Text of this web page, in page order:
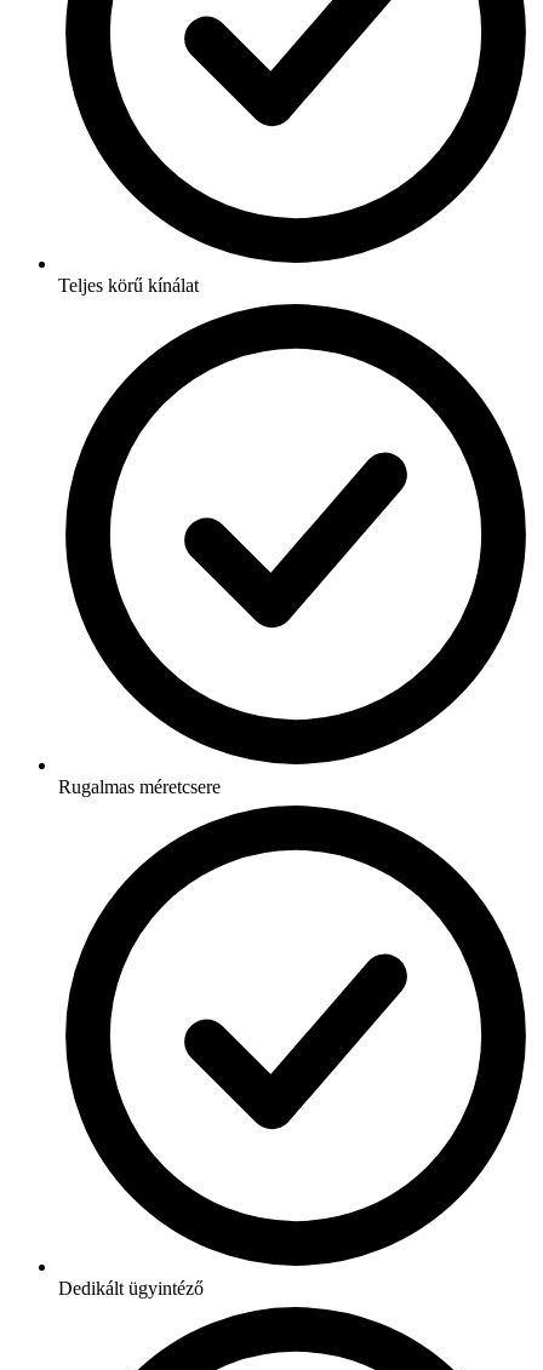
Teljes körű kínálat
Rugalmas méretcsere
Dedikált ügyintéző